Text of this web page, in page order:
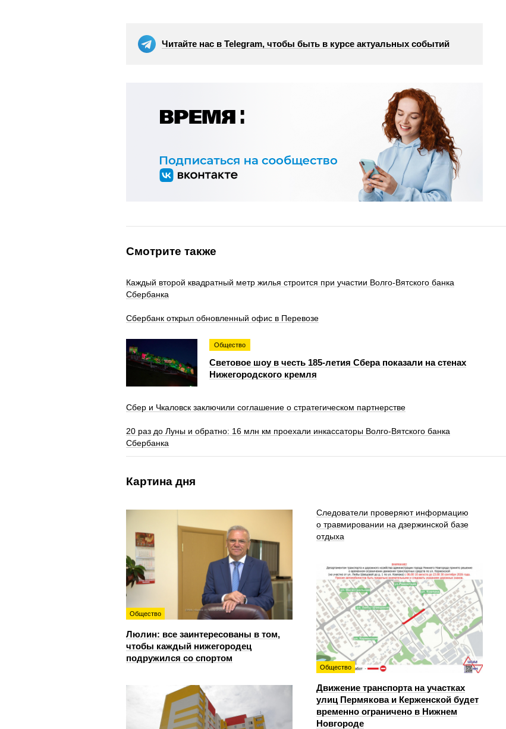
Читайте нас в Telegram, чтобы быть в курсе актуальных событий
Смотрите также
Каждый второй квадратный метр жилья строится при участии Волго-Вятского банка
Сбербанка
Сбербанк открыл обновленный офис в Перевозе
Общество
Световое шоу в честь 185-летия Сбера показали на стенах
Нижегородского кремля
Сбер и Чкаловск заключили соглашение о стратегическом партнерстве
20 раз до Луны и обратно: 16 млн км проехали инкассаторы Волго-Вятского банка
Сбербанка
Картина дня
Общество
Люлин: все заинтересованы в том,
чтобы каждый нижегородец
подружился со спортом
Следователи проверяют информацию
о травмировании на дзержинской базе
отдыха
Общество
Движение транспорта на участках
улиц Пермякова и Керженской будет
временно ограничено в Нижнем
Новгороде